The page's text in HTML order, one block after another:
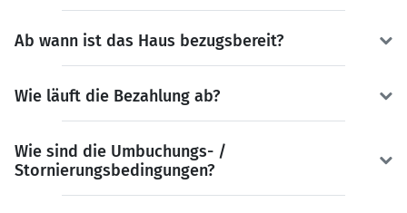
Ab wann ist das Haus bezugsbereit?
Wie läuft die Bezahlung ab?
Wie sind die Umbuchungs- /
Stornierungsbedingungen?